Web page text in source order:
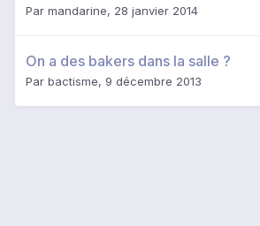
Par mandarine, 28 janvier 2014
On a des bakers dans la salle ?
Par bactisme, 9 décembre 2013